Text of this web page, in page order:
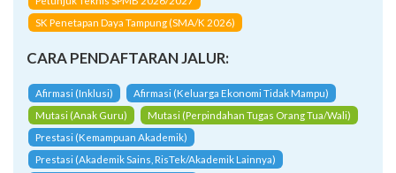
SK Penetapan Daya Tampung (SMA/K 2026)
CARA PENDAFTARAN JALUR:
Afirmasi (Inklusi)
Afirmasi (Keluarga Ekonomi Tidak Mampu)
Mutasi (Anak Guru)
Mutasi (Perpindahan Tugas Orang Tua/Wali)
Prestasi (Kemampuan Akademik)
Prestasi (Akademik Sains, RisTek/Akademik Lainnya)